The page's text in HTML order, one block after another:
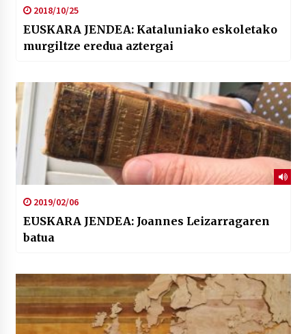
2018/10/25
EUSKARA JENDEA: Kataluniako eskoletako
murgiltze eredua aztergai
2019/02/06
EUSKARA JENDEA: Joannes Leizarragaren
batua